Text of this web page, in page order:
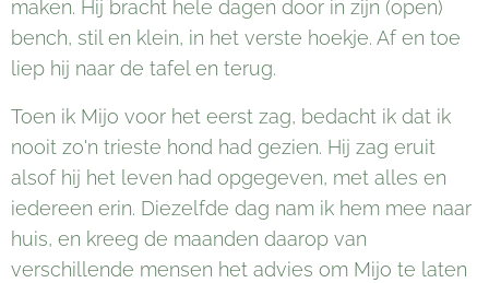
maken. Hij bracht hele dagen door in zijn (open)
bench, stil en klein, in het verste hoekje. Af en toe
liep hij naar de tafel en terug.
Toen ik Mijo voor het eerst zag, bedacht ik dat ik
nooit zo'n trieste hond had gezien. Hij zag eruit
alsof hij het leven had opgegeven, met alles en
iedereen erin. Diezelfde dag nam ik hem mee naar
huis, en kreeg de maanden daarop van
verschillende mensen het advies om Mijo te laten